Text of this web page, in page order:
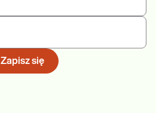
Zapisz się